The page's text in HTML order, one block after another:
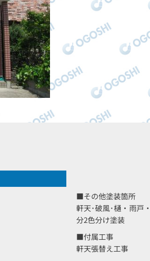
■その他塗装箇所
軒天･破風･樋・雨戸
分2色分け塗装
■付属工事
軒天張替え工事